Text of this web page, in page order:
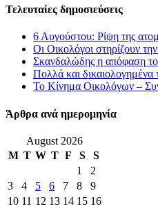
Τελευταίες δημοσιεύσεις
6 Αυγούστου: Ρίψη της
Οι Οικολόγοι στηρίζουν
Σκανδαλώδης η απόφαση
Πολλά και
Το Κίνημα Οικολόγων –
Άρθρα ανά ημερομηνία
August 2026
M T W T F S
S
1
2
3
4 5 6 7 8
9
10 11 12 13 14 15 16